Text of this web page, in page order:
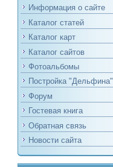
Информация о сайте
Каталог статей
Каталог карт
Каталог сайтов
Фотоальбомы
Постройка "Дельфина"
Форум
Гостевая книга
Обратная связь
Новости сайта